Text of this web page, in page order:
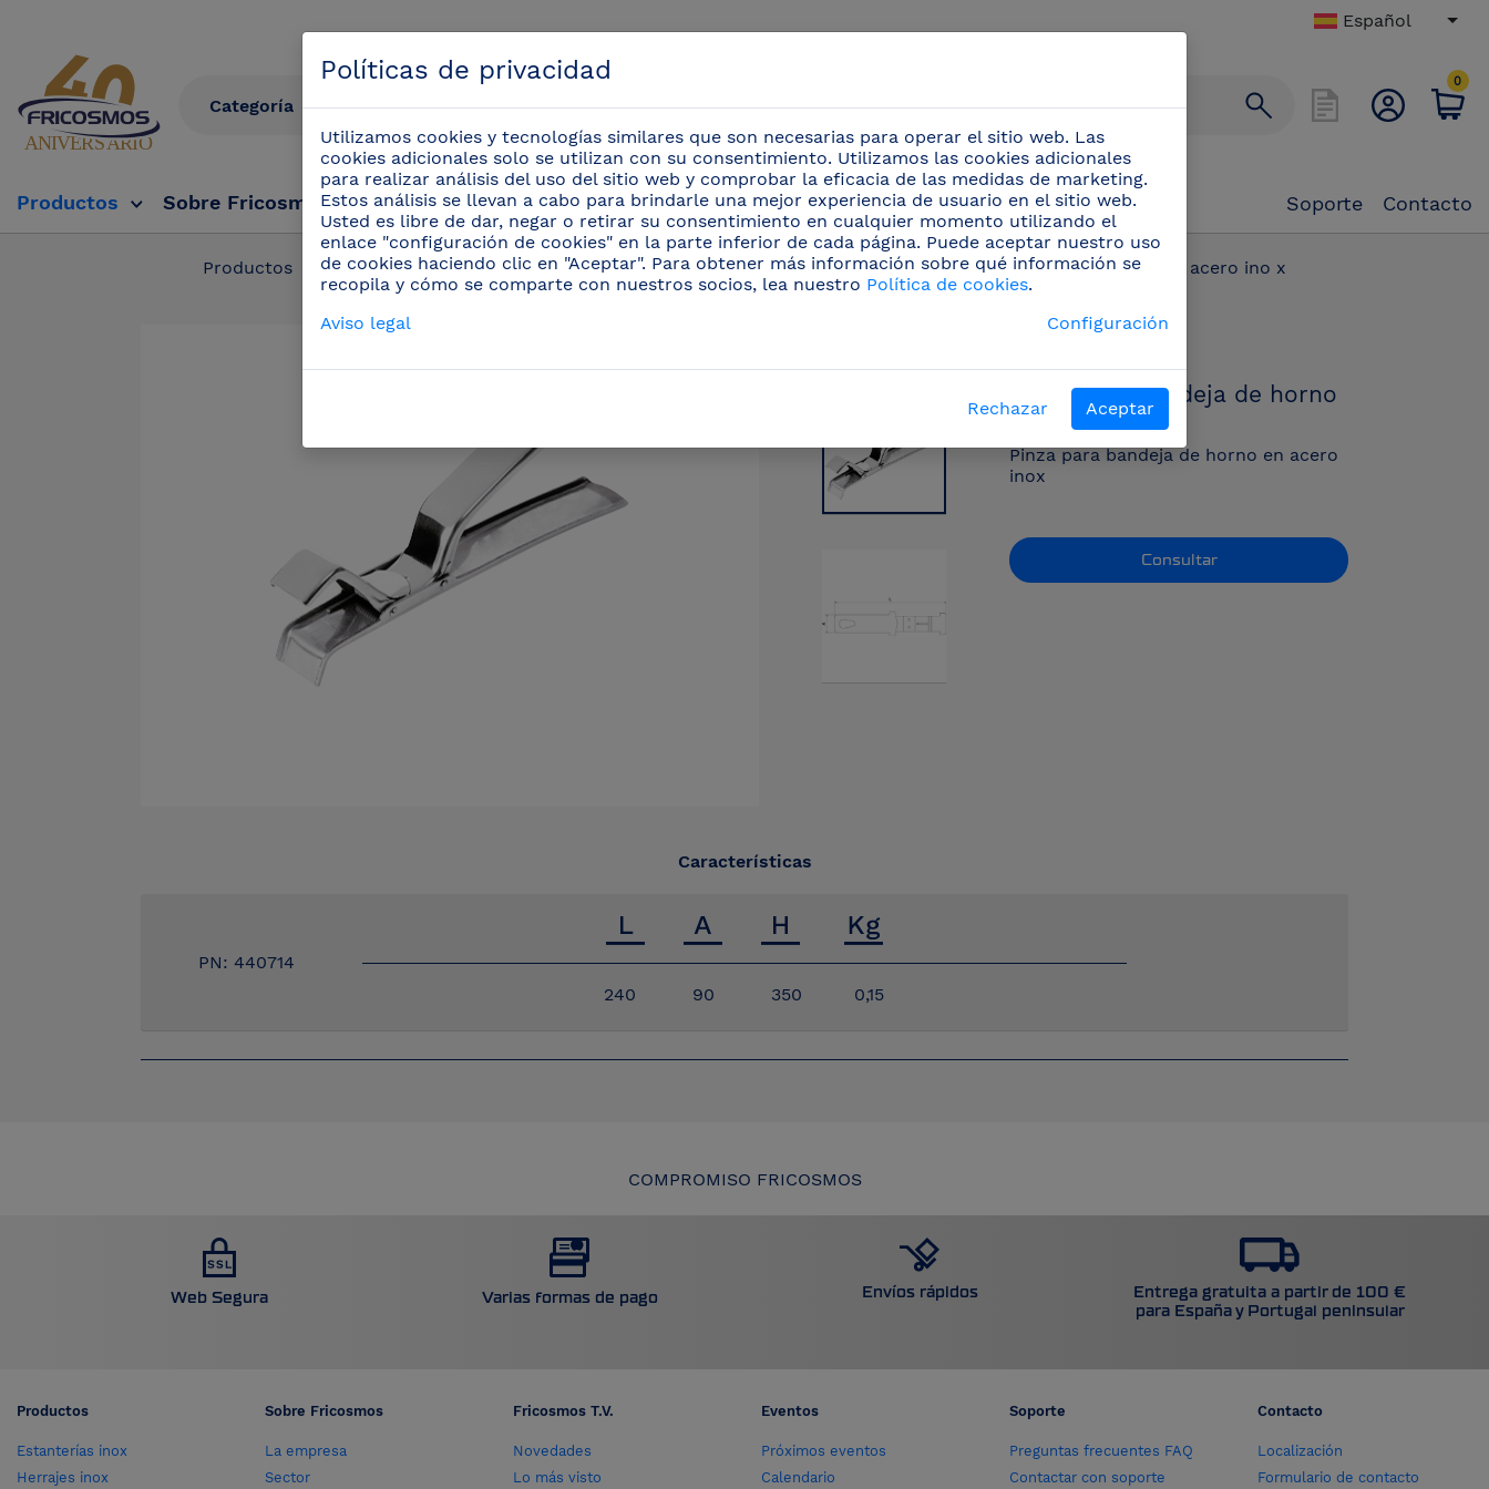
Español
0
Productos Sobre Fricosmos Fricosmos Tv Eventos Soporte Contacto
Productos / Cuchillos profesionales / Utensilios para pizzería (21) / Pinza para bandeja de horno en acero ino x
Pinza para bandeja de horno
en acero ino x
Pinza para bandeja de horno en acero
inox
Consultar
Características
PN: 440714
240
90 350 0,15
COMPROMISO FRICOSMOS
Web Segura Varias formas de pago Envíos rápidos
Entrega gratuita a partir de 100 €
para España y Portugal peninsular
Productos
Estanterías inox
Herrajes inox
Sobre Fricosmos
La empresa
Sector
Fricosmos T.V.
Novedades
Lo más visto
Eventos
Próximos eventos
Calendario
Soporte
Preguntas frecuentes FAQ
Contactar con soporte
Contacto
Localización
Formulario de contacto
Políticas de privacidad
Utilizamos cookies y tecnologías similares que son necesarias para operar el sitio web. Las
cookies adicionales solo se utilizan con su consentimiento. Utilizamos las cookies adicionales
para realizar análisis del uso del sitio web y comprobar la eficacia de las medidas de marketing.
Estos análisis se llevan a cabo para brindarle una mejor experiencia de usuario en el sitio web.
Usted es libre de dar, negar o retirar su consentimiento en cualquier momento utilizando el
enlace "configuración de cookies" en la parte inferior de cada página. Puede aceptar nuestro uso
de cookies haciendo clic en "Aceptar". Para obtener más información sobre qué información se
recopila y cómo se comparte con nuestros socios, lea nuestro Política de cookies.
Aviso legal
Configuración
Rechazar Aceptar